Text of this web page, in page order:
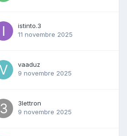
istinto.3
11 novembre 2025
vaaduz
9 novembre 2025
3lettron
9 novembre 2025